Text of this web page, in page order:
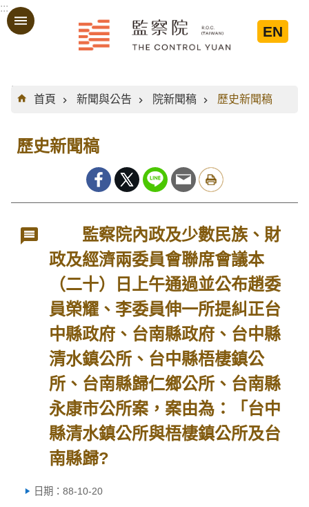
跳到主要內容區塊
:::
EN
:::
首頁
新聞與公告 院新聞稿 歷史新聞稿
歷史新聞稿
監察院內政及少數民族、財
政及經濟兩委員會聯席會議本
（二十）日上午通過並公布趙委
員榮耀、李委員伸一所提糾正台
中縣政府、台南縣政府、台中縣
清水鎮公所、台中縣梧棲鎮公
所、台南縣歸仁鄉公所、台南縣
永康市公所案，案由為：「台中
縣清水鎮公所與梧棲鎮公所及台
南縣歸?
日期：88-10-20